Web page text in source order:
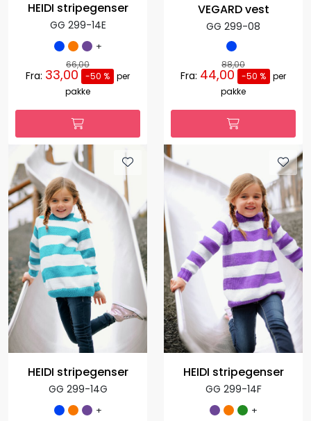
HEIDI stripegenser
GG 299-14E
+
66,00
Fra: 33,00 -50 % per
pakke
VEGARD vest
GG 299-08
88,00
Fra: 44,00 -50 % per
pakke
HEIDI stripegenser
GG 299-14G
+
HEIDI stripegenser
GG 299-14F
+